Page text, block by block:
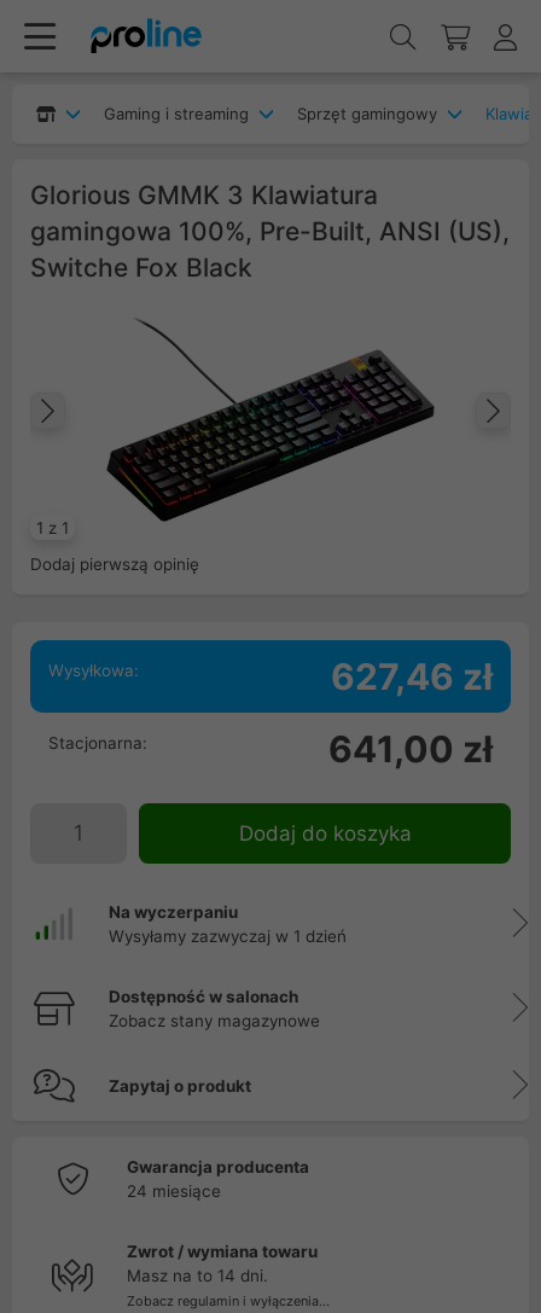
Gaming i streaming Sprzęt gamingowy
Glorious GMMK 3 Klawiatura
gamingowa 100%, Pre-Built, ANSI (US),
Switche Fox Black
1 z 1
Poprzedni
Dodaj pierwszą opinię
Wysyłkowa: 627,46 zł
Stacjonarna: 641,00 zł
Dodaj do koszyka
Na wyczerpaniu
Wysyłamy zazwyczaj w 1 dzień
Dostępność w salonach
Zobacz stany magazynowe
Zapytaj o produkt
Gwarancja producenta
24 miesiące
Zwrot / wymiana towaru
Masz na to 14 dni.
Zobacz regulamin i wyłączenia...